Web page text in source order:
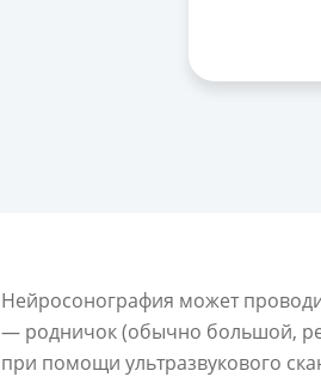
Нейросонография может
— родничок (обычно большой,
при помощи ультразвукового